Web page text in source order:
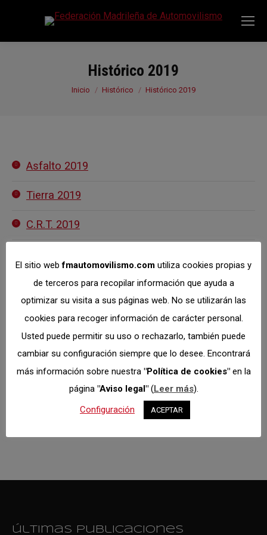
Histórico 2019
Estás aquí:
Inicio Histórico Histórico 2019
Asfalto 2019
Tierra 2019
C.R.T. 2019
Karting 2019
Slalom 2019
últimas publicaciones
El sitio webfmautomovilismo.com utiliza cookies propias y
de terceros para recopilar información que ayuda a
optimizar su visita a sus páginas web. No se utilizarán las
cookies para recoger información de carácter personal.
Usted puede permitir su uso o rechazarlo, también puede
cambiar su configuración siempre que lo desee. Encontrará
más información sobre nuestra "Política de cookies"en la
página "Aviso legal"(Leer más).
Configuración
ACEPTAR